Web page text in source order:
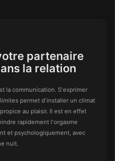
partenaire
la relation
la communication. S'exprimer
permet d'installer un climat
au plaisir. Il est en effet
rapidement l'orgasme
et psychologiquement, avec
nuit.